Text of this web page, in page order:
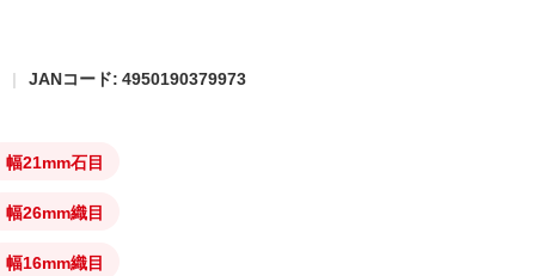
JANコード: 4950190379973
幅21mm石目
幅26mm織目
幅16mm織目